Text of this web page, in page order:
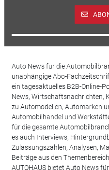
Auto News für die
unabhängige Abo-
ein tagesaktuelles B2B-Online-
News, Wirtschaftsnachrichten,
zu Automodellen, Automarken
Automobilhandel und
für die gesamte
es auch Interviews,
Zulassungszahlen, Analysen,
Beiträge aus den
AUTOHAUS bietet Auto News